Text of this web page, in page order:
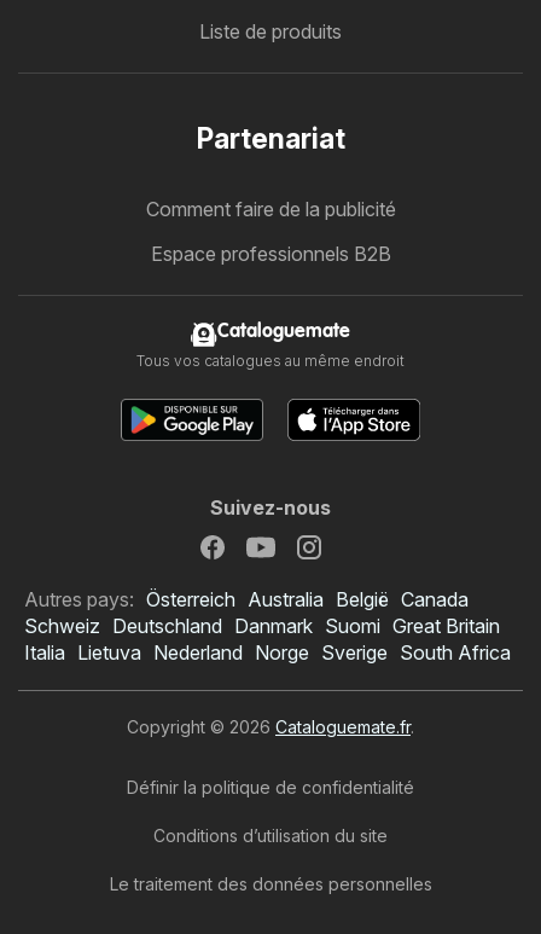
Liste de produits
Partenariat
Comment faire de la publicité
Espace professionnels B2B
Cataloguemate
Tous vos catalogues au même endroit
Suivez-nous
Autres pays: Österreich Australia België Canada
Schweiz Deutschland Danmark Suomi Great Britain
Italia Lietuva Nederland Norge Sverige South Africa
Copyright © 2026 Cataloguemate.fr.
Définir la politique de confidentialité
Conditions d’utilisation du site
Le traitement des données personnelles